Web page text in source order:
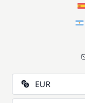
EUR